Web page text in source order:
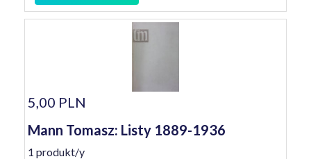
5,00 PLN
Mann Tomasz: Listy 1889-1936
1 produkt/y